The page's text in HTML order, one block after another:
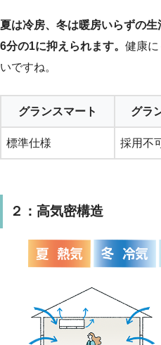
夏は冷房、冬は暖房いらずの
6分の1に抑えられます。 健康
いですね。
グランスマート グラ
標準仕様 採用不
２：高気密構造